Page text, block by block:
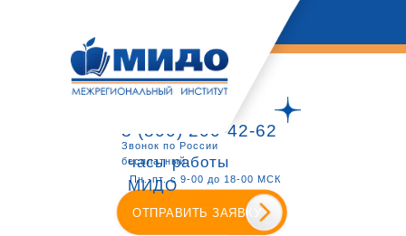
8 (800) 200-42-62
Звонок по России
бесплатный
ОТПРАВИТЬ ЗАЯВКУ
часы работы
МИДО
Пн.-пт. с 9-00 до 18-00 МСК